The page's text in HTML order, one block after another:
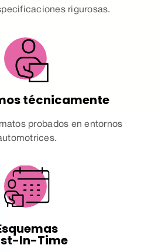
rigurosas.
técnicamente
probados en entornos
In-Time